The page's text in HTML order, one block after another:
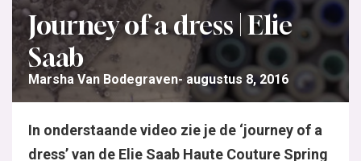
Journey of a dress | Elie
Saab
Marsha Van Bodegraven augustus 8, 2016
In onderstaande video zie je de ‘journey of a
dress’ van de Elie Saab Haute Couture Spring